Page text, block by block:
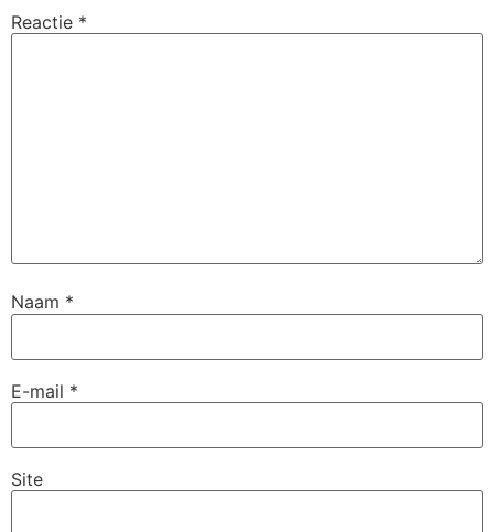
Reactie *
Naam *
E-mail *
Site